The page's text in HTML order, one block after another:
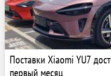
Поставки Xiaomi YU7
первый месяц